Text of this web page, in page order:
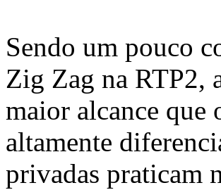
Sendo um pouco
Zig Zag na RTP2,
maior alcance
altamente
privadas praticam